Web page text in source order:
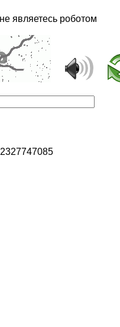
являетесь роботом